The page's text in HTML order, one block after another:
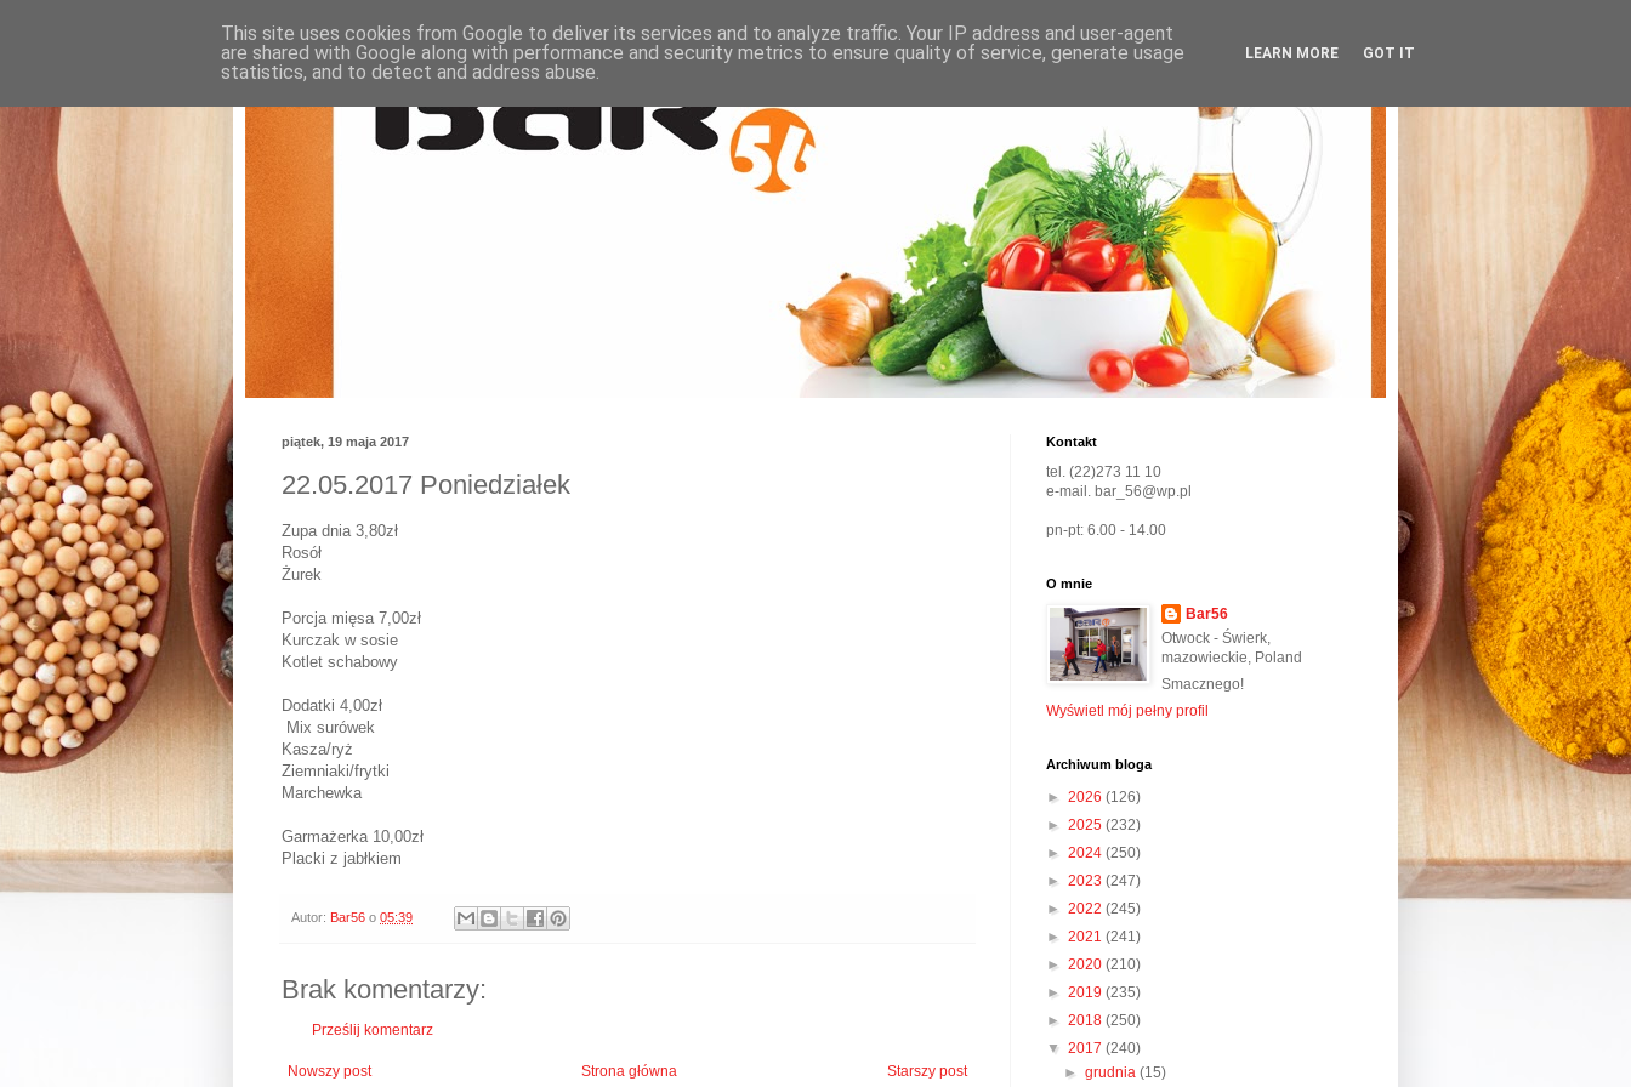
piątek, 19 maja 2017
22.05.2017 Poniedziałek
Zupa dnia 3,80zł
Rosół
Żurek
Porcja mięsa 7,00zł
Kurczak w sosie
Kotlet schabowy
Dodatki 4,00zł
Mix surówek
Kasza/ryż
Ziemniaki/frytki
Marchewka
Garmażerka 10,00zł
Placki z jabłkiem
Autor: Bar56 o 05:39
Brak komentarzy:
Prześlij komentarz
Nowszy post Starszy post
Strona główna
Kontakt
tel. (22)273 11 10
e-mail. bar_56@wp.pl
pn-pt: 6.00 - 14.00
O mnie
Bar56
Otwock - Świerk,
mazowieckie, Poland
Smacznego!
Wyświetl mój pełny profil
Archiwum bloga
► 2026 (126)
► 2025 (232)
► 2024 (250)
► 2023 (247)
► 2022 (245)
► 2021 (241)
► 2020 (210)
► 2019 (235)
► 2018 (250)
▼ 2017 (240)
►grudnia(15)
This site uses cookies from Google to deliver its services and to analyze traffic. Your IP address and user-agent
are shared with Google along with performance and security metrics to ensure quality of service, generate usage
statistics, and to detect and address abuse.
LEARN MORE GOT IT